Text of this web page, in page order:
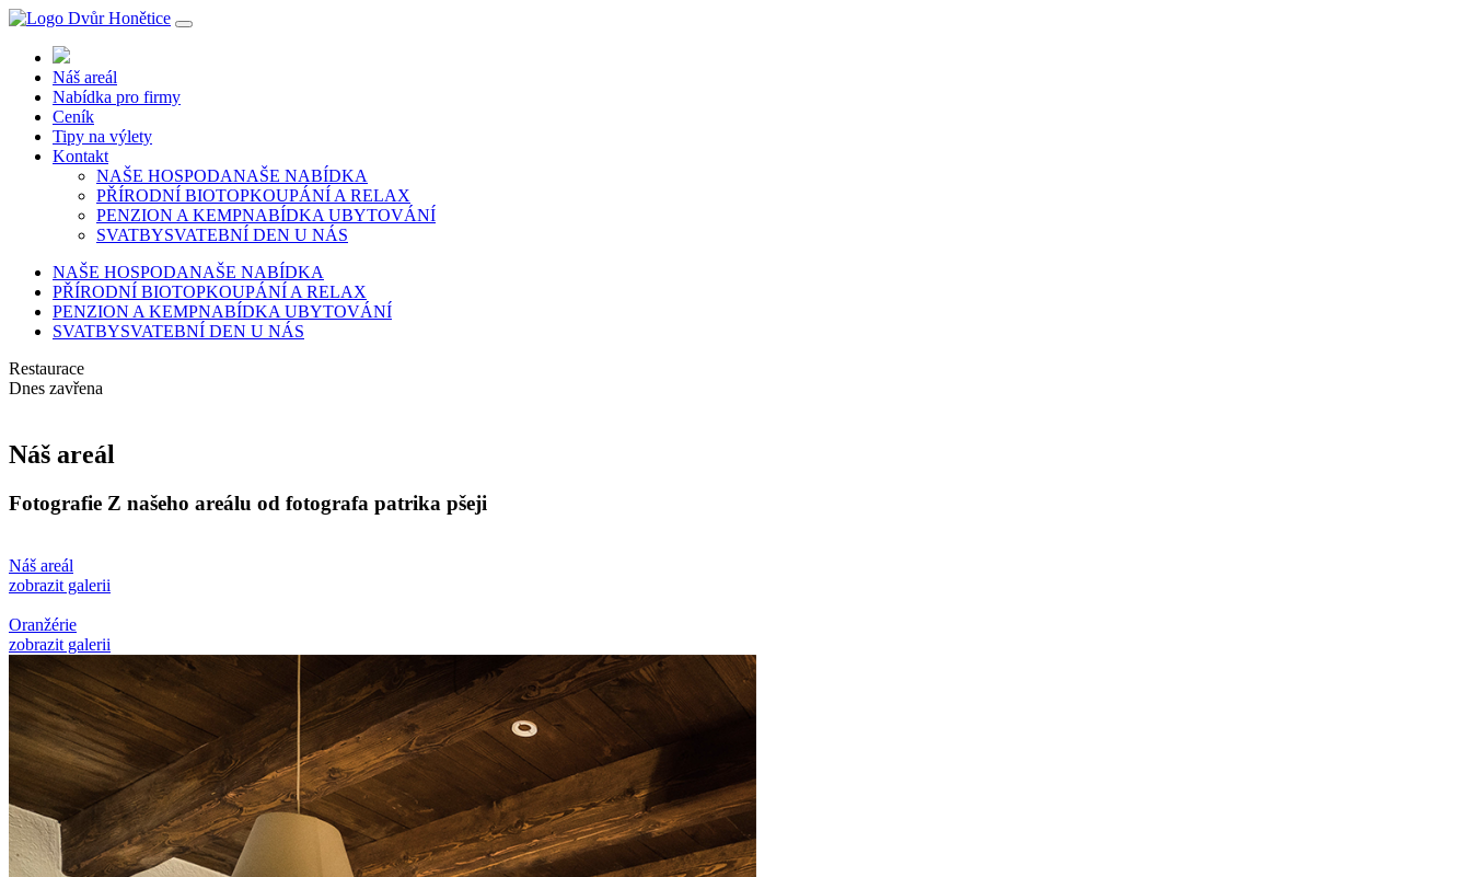
Náš areál
Nabídka pro firmy
Ceník
Tipy na výlety
Kontakt
NAŠE HOSPODANAŠE NABÍDKA
PŘÍRODNÍ BIOTOPKOUPÁNÍ A RELAX
PENZION A KEMPNABÍDKA UBYTOVÁNÍ
SVATBYSVATEBNÍ DEN U NÁS
NAŠE HOSPODANAŠE NABÍDKA
PŘÍRODNÍ BIOTOPKOUPÁNÍ A RELAX
PENZION A KEMPNABÍDKA UBYTOVÁNÍ
SVATBYSVATEBNÍ DEN U NÁS
Restaurace
Dnes zavřena
Náš areál
Fotografie Z našeho areálu od fotografa patrika pšeji
Náš areál
zobrazit galerii
Oranžérie
zobrazit galerii